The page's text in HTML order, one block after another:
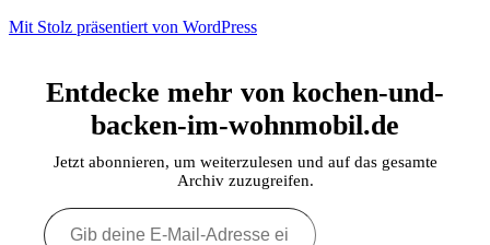
Mit Stolz präsentiert von WordPress
Entdecke mehr von kochen-und-
backen-im-wohnmobil.de
Jetzt abonnieren, um weiterzulesen und auf das gesamte
Archiv zuzugreifen.
Gib
deine